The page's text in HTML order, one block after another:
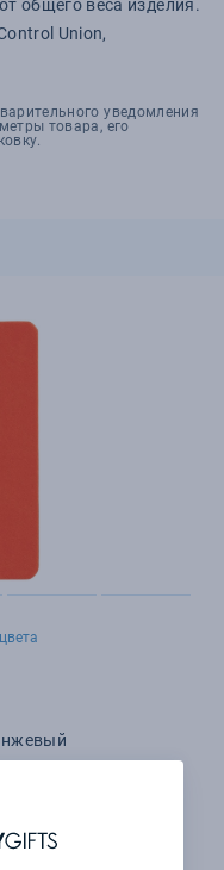
общего веса изделия.
Union,
уведомления
товара, его